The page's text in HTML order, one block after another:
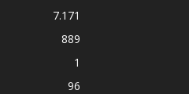
7.171
889
1
96